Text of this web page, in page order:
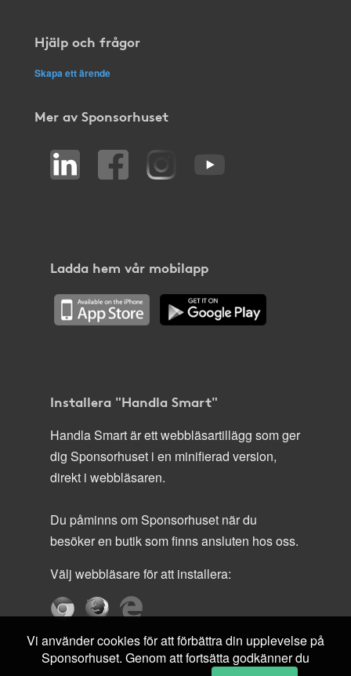
Hjälp och frågor
Skapa ett ärende
Mer av Sponsorhuset
Ladda hem vår mobilapp
Installera "Handla Smart"
Handla Smart är ett webbläsartillägg som ger
dig Sponsorhuset i en minifierad version,
direkt i webbläsaren.
Du påminns om Sponsorhuset när du
besöker en butik som finns ansluten hos oss.
Välj webbläsare för att installera:
Vi använder cookies för att förbättra din upplevelse på
Sponsorhuset. Genom att fortsätta godkänner du